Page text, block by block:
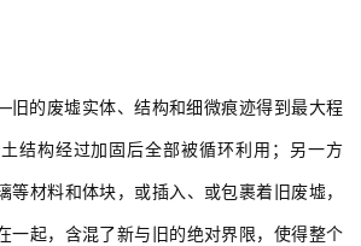
的废墟实体、结构和细微痕迹得到最大程
结构经过加固后全部被循环利用；另一方
等材料和体块，或插入、或包裹着旧废墟，
一起，含混了新与旧的绝对界限，使得整个